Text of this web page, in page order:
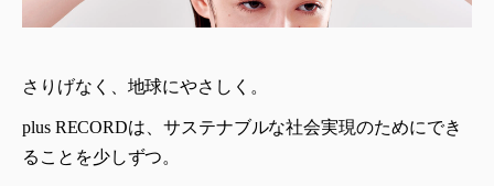
さりげなく、地球にやさしく。
plus RECORDは、サステナブルな社会実現のためにでき
ることを少しずつ。